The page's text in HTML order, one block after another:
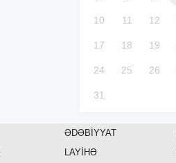
10 11 12
17 18 19
24 25 26
31
ƏDƏBİYYAT
LAYİHƏ